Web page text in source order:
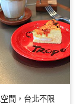
間，台北不限